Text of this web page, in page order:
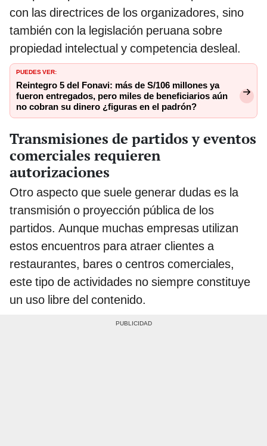
con las directrices de los organizadores, sino
también con la legislación peruana sobre
propiedad intelectual y competencia desleal.
PUEDES VER:
Reintegro 5 del Fonavi: más de S/106 millones ya
fueron entregados, pero miles de beneficiarios aún
no cobran su dinero ¿figuras en el padrón?
Transmisiones de partidos y eventos
comerciales requieren
autorizaciones
Otro aspecto que suele generar dudas es la
transmisión o proyección pública de los
partidos. Aunque muchas empresas utilizan
estos encuentros para atraer clientes a
restaurantes, bares o centros comerciales,
este tipo de actividades no siempre constituye
un uso libre del contenido.